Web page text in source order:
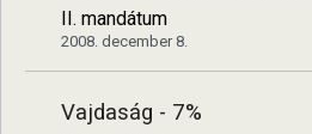
II. mandátum
2008. december 8.
Vajdaság - 7%